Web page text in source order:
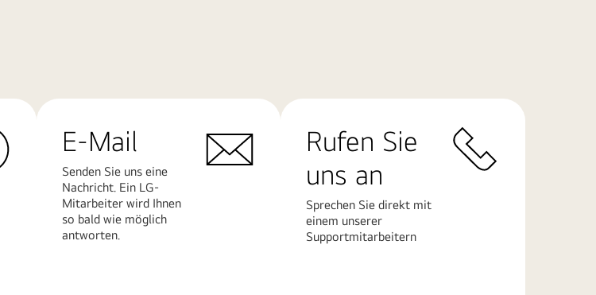
E-Mail
Senden Sie uns eine
Nachricht. Ein LG-
Mitarbeiter wird Ihnen
so bald wie möglich
antworten.
Rufen Sie
uns an
Sprechen Sie direkt mit
einem unserer
Supportmitarbeitern